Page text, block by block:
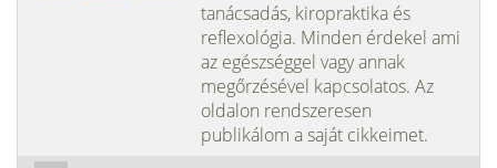
tanácsadás, kiropraktika és
reflexológia. Minden érdekel ami
az egészséggel vagy annak
megőrzésével kapcsolatos. Az
oldalon rendszeresen
publikálom a saját cikkeimet.